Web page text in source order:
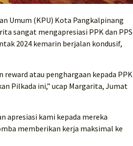
Umum (KPU) Kota Pangkalpinang
sangat mengapresiasi PPK dan PPS
2024 kemarin berjalan kondusif,
atau penghargaan kepada PPK
Pilkada ini,” ucap Margarita, Jumat
apresiasi kami kepada mereka
memberikan kerja maksimal ke